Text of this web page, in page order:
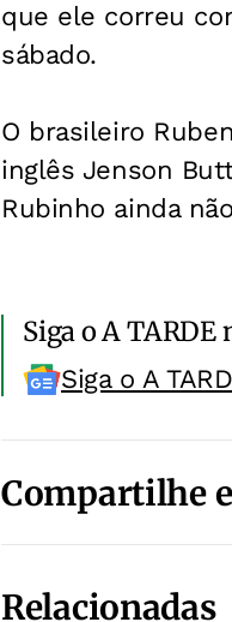
que ele correu
sábado.
O brasileiro
inglês Jenson
Rubinho ainda
Siga o A TARDE
Siga o A
Compartilhe
Relacionadas